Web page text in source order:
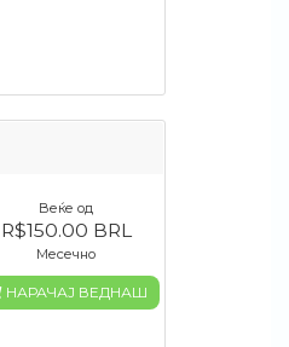
Веќе од
R$150.00 BRL
Месечно
НАРАЧАЈ ВЕДНАШ